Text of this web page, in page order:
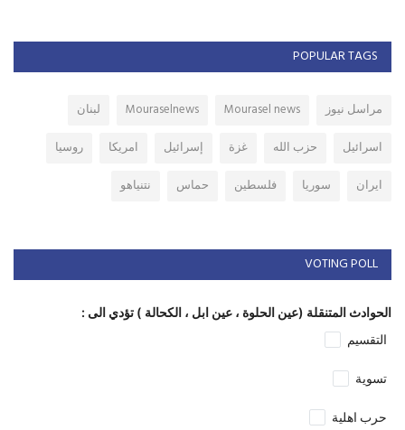
POPULAR TAGS
مراسل نيوز Mourasel news
Mouraselnews
لبنان
اسرائيل
حزب الله غزة إسرائيل امريكا
روسيا
ايران
سوريا فلسطين حماس نتنياهو
VOTING POLL
الحوادث المتنقلة (عين الحلوة ، عين ابل ، الكحالة ) تؤدي الى :
التقسيم
تسوية
حرب اهلية